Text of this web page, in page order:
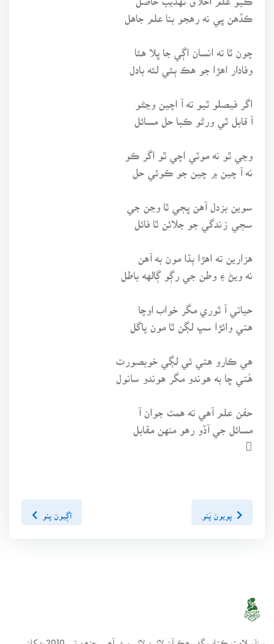
ڪڏهن ڀي نه رهجو بنا علم جاهل
چون ٿا ته انسان اڳي جا ڀلا هئا
وفادار اهڙا جو هڪ ٻئي لئه بادل
اگر فيصلو ٿيو ته آ اچين وڃڻو
آ قابل ٿي ورڻو ڪبا حل مسائل
وڃي ٿو نه موٽي اچي ٿو اگر ڪو
نه آ چين ۾ چين جو ڪوئي حل
سوين بزدل آهن ڀڄي ٿا وڃن جي
سڄي زندگي جو جلائن ٿا فائل
هزارين ته اهڙا ٻڌا مون به آهن
نه ويڻ ۽ وطن جي رڳو ڳالهه باطل
حياتي آ ٿوري مگر خواب اوچا
هتي وائڙا سڀ لڳن ٿا مون پاگل
هي ڪارو هتي ئي لڳي خوبصورت
هُتي ڇا به هوندو مگر هوندو سانول
حفن علم آهي ته همت جوان آ
مسائل جي آڏو رهو منهن مقابل

اڳيون پنو
سنڌسلامت ڪتاب گهر ھڪ آن لائين لائبريري آھي، جنھن تي 2010ع کان